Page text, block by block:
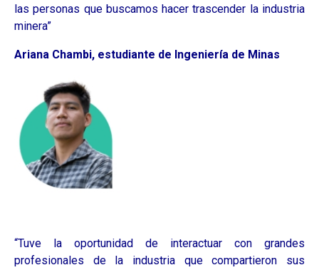
las personas que buscamos hacer trascender la industria
minera”
Ariana Chambi, estudiante de Ingeniería de Minas
“Tuve la oportunidad de interactuar con grandes
profesionales de la industria que compartieron sus